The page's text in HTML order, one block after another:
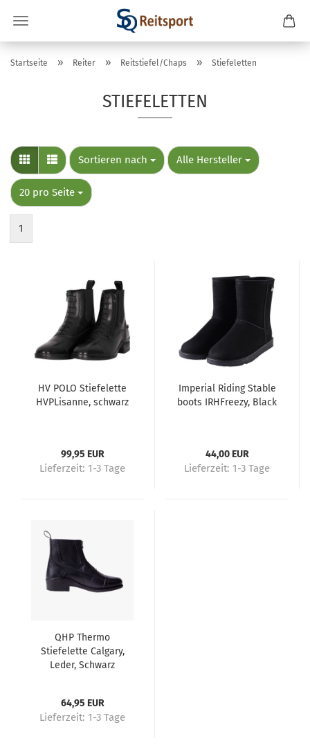
Startseite » Reiter » Reitstiefel/Chaps » Stiefeletten
STIEFELETTEN
Sortieren nach
Sortieren nach Alle Hersteller
pro Seite
20 pro Seite
pro Seite
1
HV POLO Stiefelette
HVPLisanne, schwarz
99,95 EUR
Lieferzeit: 1-3 Tage
Imperial Riding Stable
boots IRHFreezy, Black
44,00 EUR
Lieferzeit: 1-3 Tage
QHP Thermo
Stiefelette Calgary,
Leder, Schwarz
64,95 EUR
Lieferzeit: 1-3 Tage